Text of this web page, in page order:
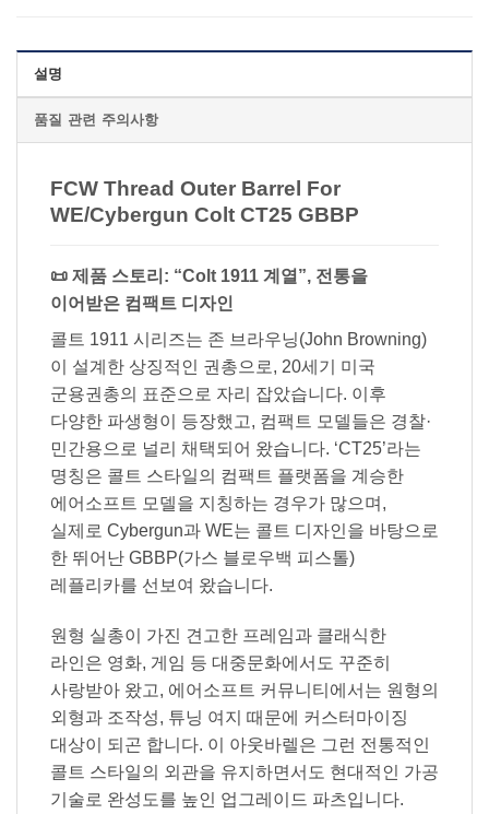
설명
품질 관련 주의사항
FCW Thread Outer Barrel For
WE/Cybergun Colt CT25 GBBP
📜 제품 스토리: “Colt 1911 계열”, 전통을
이어받은 컴팩트 디자인
콜트 1911 시리즈는 존 브라우닝(John Browning)
이 설계한 상징적인 권총으로, 20세기 미국
군용권총의 표준으로 자리 잡았습니다. 이후
다양한 파생형이 등장했고, 컴팩트 모델들은 경찰·
민간용으로 널리 채택되어 왔습니다. ‘CT25’라는
명칭은 콜트 스타일의 컴팩트 플랫폼을 계승한
에어소프트 모델을 지칭하는 경우가 많으며,
실제로 Cybergun과 WE는 콜트 디자인을 바탕으로
한 뛰어난 GBBP(가스 블로우백 피스톨)
레플리카를 선보여 왔습니다.
원형 실총이 가진 견고한 프레임과 클래식한
라인은 영화, 게임 등 대중문화에서도 꾸준히
사랑받아 왔고, 에어소프트 커뮤니티에서는 원형의
외형과 조작성, 튜닝 여지 때문에 커스터마이징
대상이 되곤 합니다. 이 아웃바렐은 그런 전통적인
콜트 스타일의 외관을 유지하면서도 현대적인 가공
기술로 완성도를 높인 업그레이드 파츠입니다.